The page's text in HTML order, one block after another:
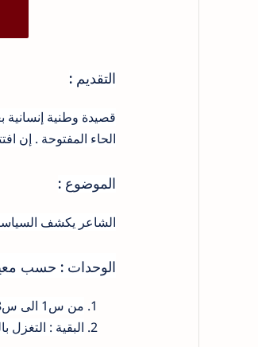
التقديم :
قصيدة وطنية إنسانية
الحاء المفتوحة . إن
الموضوع :
الشاعر يكشف
الوحدات : حسب
من س1 الى س8: الكشف عن السياسة الاستعمارية ضد المصلحين
البقية : التغزل